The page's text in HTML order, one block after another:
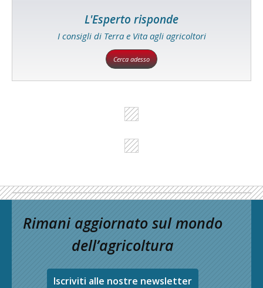
L'Esperto risponde
I consigli di Terra e Vita agli agricoltori
Cerca adesso
Rimani aggiornato sul mondo
dell’agricoltura
Iscriviti alle nostre newsletter